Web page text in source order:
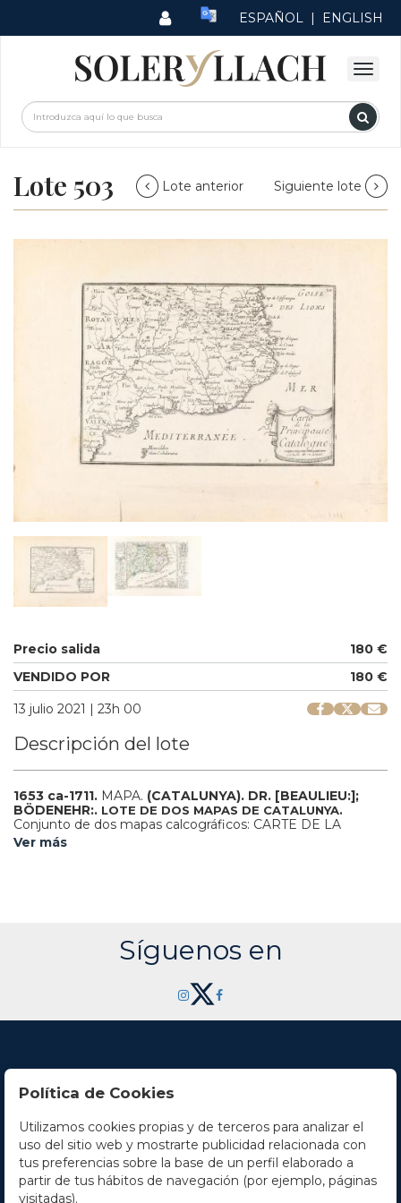
ESPAÑOL | ENGLISH
Lote 503 Lote anterior Siguiente lote
Precio salida
180 €
VENDIDO POR
180 €
13 julio 2021 | 23h 00
Descripción del lote
1653 ca-1711. MAPA. (CATALUNYA). DR. [BEAULIEU:];
BÖDENEHR:. LOTE DE DOS MAPAS DE CATALUNYA.
Conjunto de dos mapas calcográficos: CARTE DE LA
PRINCIPAUTE DE CATALOGNE. 19 x 24 cm. Huella: 11,5 x
Ver más
Síguenos en
Contacto
Horario
Política de Cookies
Utilizamos cookies propias y de terceros para analizar el
uso del sitio web y mostrarte publicidad relacionada con
tus preferencias sobre la base de un perfil elaborado a
partir de tus hábitos de navegación (por ejemplo, páginas
visitadas).